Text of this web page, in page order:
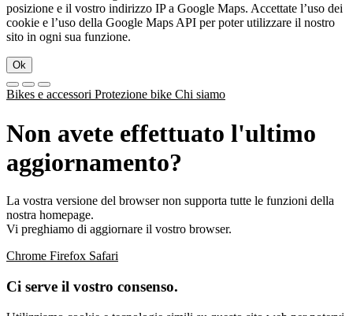
posizione e il vostro indirizzo IP a Google Maps. Accettate l’uso dei
cookie e l’uso della Google Maps API per poter utilizzare il nostro
sito in ogni sua funzione.
Ok
Bikes e accessori Protezione bike Chi siamo
Non avete effettuato l'ultimo
aggiornamento?
La vostra versione del browser non supporta tutte le funzioni della
nostra homepage.
Vi preghiamo di aggiornare il vostro browser.
Chrome Firefox Safari
Ci serve il vostro consenso.